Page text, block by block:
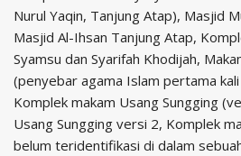
Nurul Yaqin, Tanjung Atap), Masjid
Masjid Al-Ihsan Tanjung Atap,
Syamsu dan Syarifah Khodijah,
(penyebar agama Islam pertama
Komplek makam Usang Sungging
Usang Sungging versi 2, Komplek
belum teridentifikasi di dalam